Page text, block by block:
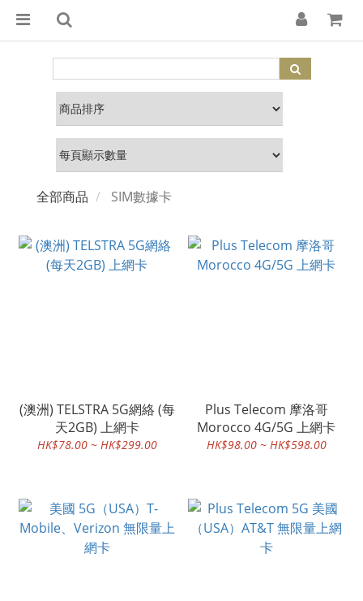
全部商品 SIM數據卡
(澳洲) TELSTRA 5G網絡 (每
天2GB) 上網卡
HK$78.00 ~ HK$299.00
Plus Telecom 摩洛哥
Morocco 4G/5G 上網卡
HK$98.00 ~ HK$598.00